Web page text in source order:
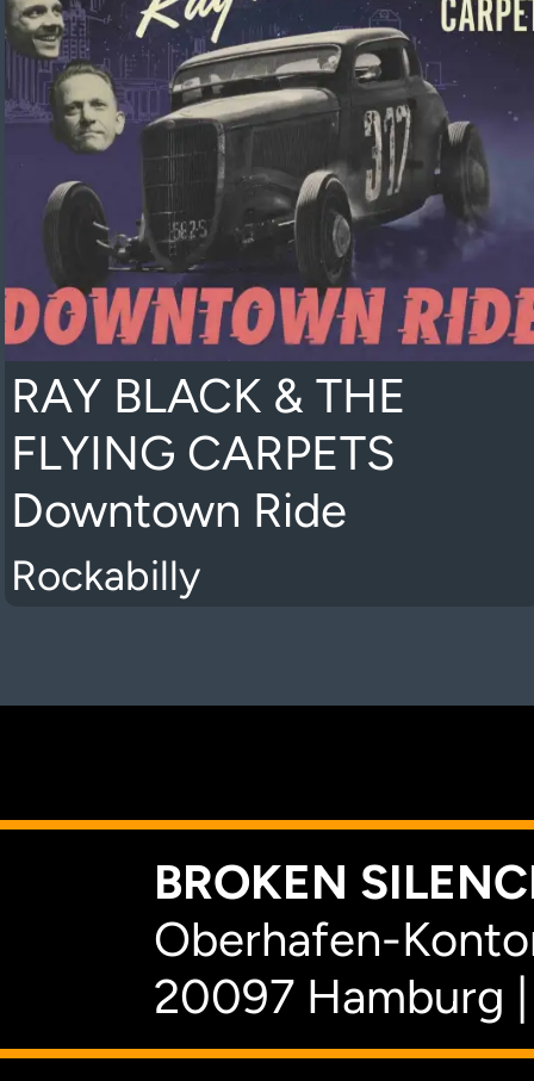
RAY BLACK & THE
FLYING CARPETS
Downtown Ride
Rockabilly
BROKEN
Oberhafen-
20097 Hamburg